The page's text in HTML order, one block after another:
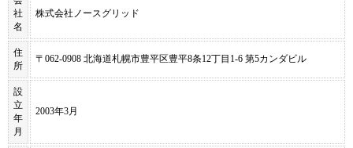
社
名
株式会社ノースグリッド
住
所
〒062-0908 北海道札幌市豊平区豊平8条12丁目1-6 第5カンダビル
設
立
年
月
2003年3月